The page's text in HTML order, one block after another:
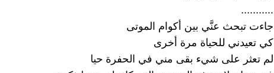
...........
جاءت تبحث عنَّي بين أكوام الموتى
كي تعيدني للحياة مرة أخرى
لم تعثر على شيء بقى مني في الحفرة حيا